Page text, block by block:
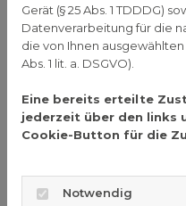
Medikamente
Darüber hinaus
Rolle.
Körpervermehrt
zählen zum Beispiel
Gerät (§ 25 Abs. 1 TDDDG)
Datenverarbeitung für die
die von Ihnen
Abs. 1 lit. a. DSGVO).
Eine bereits erteilte
jederzeit über den links
Cookie-Button für die
Notwendig